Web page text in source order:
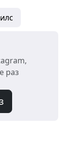
раз